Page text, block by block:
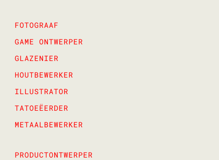
FOTOGRAAF
GAME ONTWERPER
GLAZENIER
HOUTBEWERKER
ILLUSTRATOR
TATOEËERDER
METAALBEWERKER
PRODUCTONTWERPER